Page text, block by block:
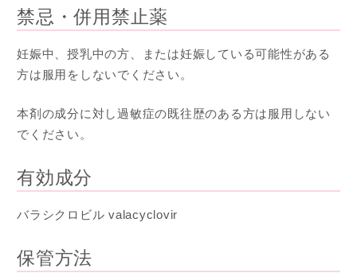
禁忌・併用禁止薬
妊娠中、授乳中の方、または妊娠している可能性がある
方は服用をしないでください。
本剤の成分に対し過敏症の既往歴のある方は服用しない
でください。
有効成分
バラシクロビル valacyclovir
保管方法